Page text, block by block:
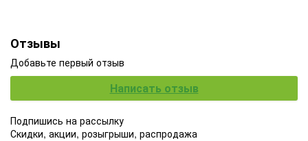
Отзывы
Добавьте первый отзыв
Написать отзыв
Подпишись на рассылку
Скидки, акции, розыгрыши, распродажа